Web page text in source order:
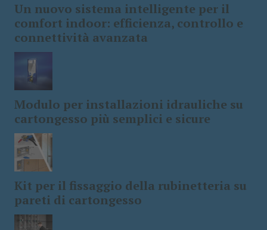
Un nuovo sistema intelligente per il
comfort indoor: efficienza, controllo e
connettività avanzata
Modulo per installazioni idrauliche su
cartongesso più semplici e sicure
Kit per il fissaggio della rubinetteria su
pareti di cartongesso